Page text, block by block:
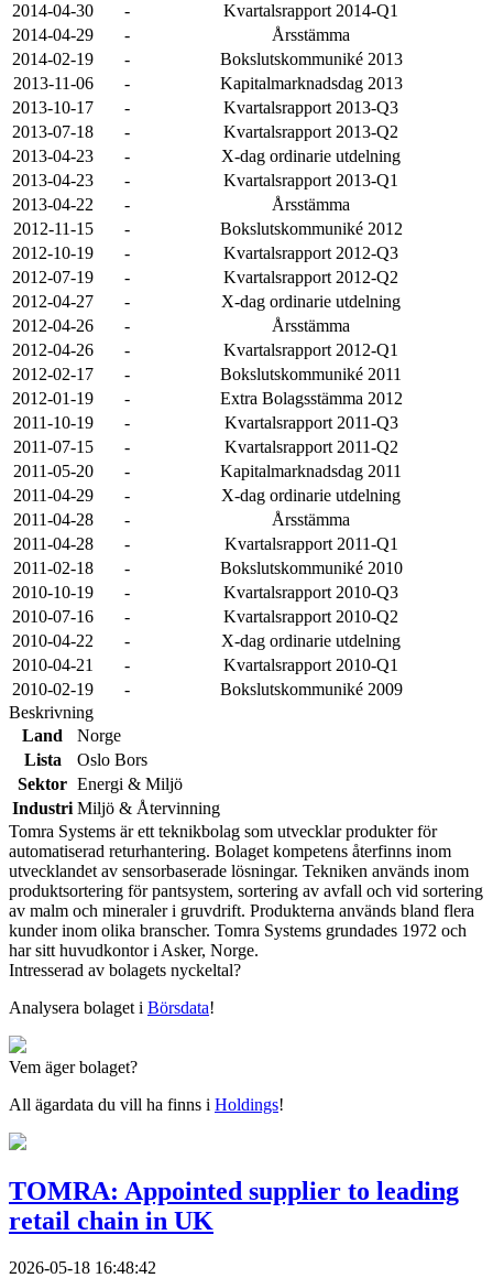
2014-04-30
-
Kvartalsrapport 2014-Q1
2014-04-29
-
Årsstämma
2014-02-19
-
Bokslutskommuniké 2013
2013-11-06
-
Kapitalmarknadsdag 2013
2013-10-17
-
Kvartalsrapport 2013-Q3
2013-07-18
-
Kvartalsrapport 2013-Q2
2013-04-23
-
X-dag ordinarie utdelning
2013-04-23
-
Kvartalsrapport 2013-Q1
2013-04-22
-
Årsstämma
2012-11-15
-
Bokslutskommuniké 2012
2012-10-19
-
Kvartalsrapport 2012-Q3
2012-07-19
-
Kvartalsrapport 2012-Q2
2012-04-27
-
X-dag ordinarie utdelning
2012-04-26
-
Årsstämma
2012-04-26
-
Kvartalsrapport 2012-Q1
2012-02-17
-
Bokslutskommuniké 2011
2012-01-19
-
Extra Bolagsstämma 2012
2011-10-19
-
Kvartalsrapport 2011-Q3
2011-07-15
-
Kvartalsrapport 2011-Q2
2011-05-20
-
Kapitalmarknadsdag 2011
2011-04-29
-
X-dag ordinarie utdelning
2011-04-28
-
Årsstämma
2011-04-28
-
Kvartalsrapport 2011-Q1
2011-02-18
-
Bokslutskommuniké 2010
2010-10-19
-
Kvartalsrapport 2010-Q3
2010-07-16
-
Kvartalsrapport 2010-Q2
2010-04-22
-
X-dag ordinarie utdelning
2010-04-21
-
Kvartalsrapport 2010-Q1
2010-02-19
-
Bokslutskommuniké 2009
Beskrivning
Land
Norge
Lista
Oslo Bors
Sektor Energi & Miljö
Industri Miljö & Återvinning
Tomra Systems är ett teknikbolag som utvecklar produkter för
automatiserad returhantering. Bolaget kompetens återfinns inom
utvecklandet av sensorbaserade lösningar. Tekniken används inom
produktsortering för pantsystem, sortering av avfall och vid sortering
av malm och mineraler i gruvdrift. Produkterna används bland flera
kunder inom olika branscher. Tomra Systems grundades 1972 och
har sitt huvudkontor i Asker, Norge.
Intresserad av bolagets nyckeltal?
Analysera bolaget i Börsdata!
Vem äger bolaget?
All ägardata du vill ha finns i Holdings!
TOMRA: Appointed supplier to leading
retail chain in UK
2026-05-18 16:48:42